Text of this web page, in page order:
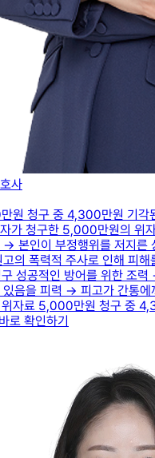
사
원 청구 중 4,300만원 기각
가 청구한 5,000만원의 위
→ 본인이 부정행위를 저지른
고의 폭력적 주사로 인해 피
성공적인 방어를 위한 조
있음을 피력 → 피고가 간통에
자료 5,000만원 청구 중
로 확인하기